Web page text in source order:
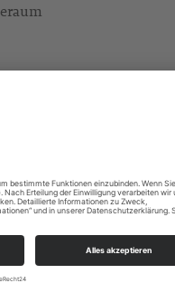
de/e/36762159/